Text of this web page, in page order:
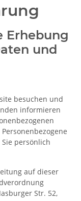
Erhebung
und
besuchen und
informieren
persönlich
auf dieser
Str. 52,